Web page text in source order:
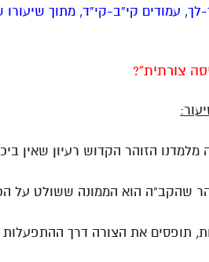
עמודים קי”ב-קי”ד, מתוך
צורתית”?
מלמדנו הזוהר הקדוש רעיון שאין
שהקב”ה הוא הממונה ששולט על
תופסים את הצורה דרך